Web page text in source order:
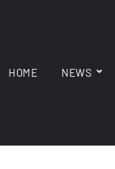
HOME NEWS